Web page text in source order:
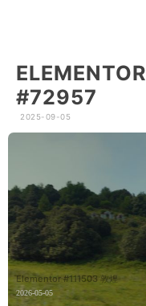
ELEMENTOR
#72957
2025-09-05
Elementor #111503 敦煌
2026-05-05